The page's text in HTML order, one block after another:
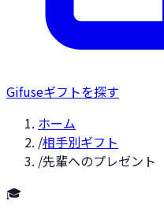
Gifuseギフトを探す
ホーム
/相手別ギフト
/先輩へのプレゼント
🎓